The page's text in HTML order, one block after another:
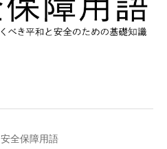
安全保障用語